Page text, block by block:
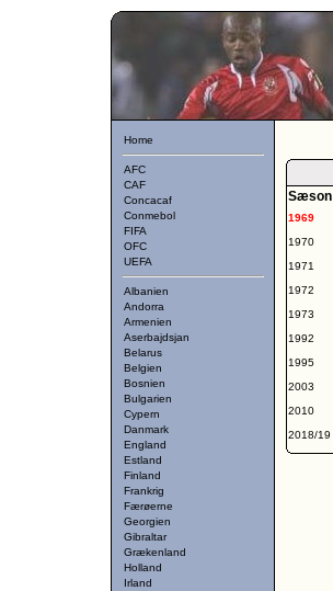
Home
AFC
CAF
Concacaf
Conmebol
FIFA
OFC
UEFA
Albanien
Andorra
Armenien
Aserbajdsjan
Belarus
Belgien
Bosnien
Bulgarien
Cypern
Danmark
England
Estland
Finland
Frankrig
Færøerne
Georgien
Gibraltar
Grækenland
Holland
Irland
Sæson
1969
1970
1971
1972
1973
1992
1995
2003
2010
2018/19